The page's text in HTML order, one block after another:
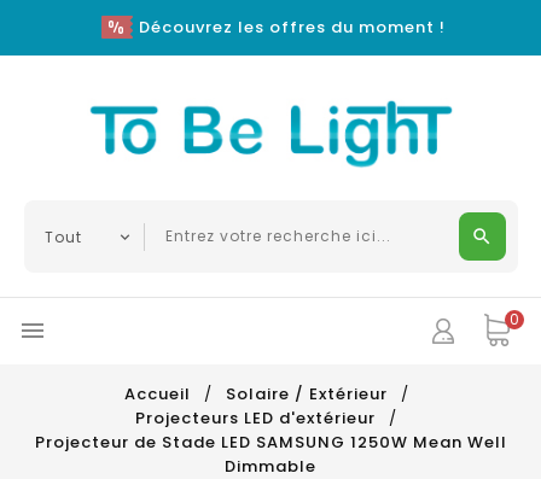
Découvrez les offres du moment !
 0
Accueil
Solaire / Extérieur
Projecteurs LED d'extérieur
Projecteur de Stade LED SAMSUNG 1250W Mean Well
Dimmable